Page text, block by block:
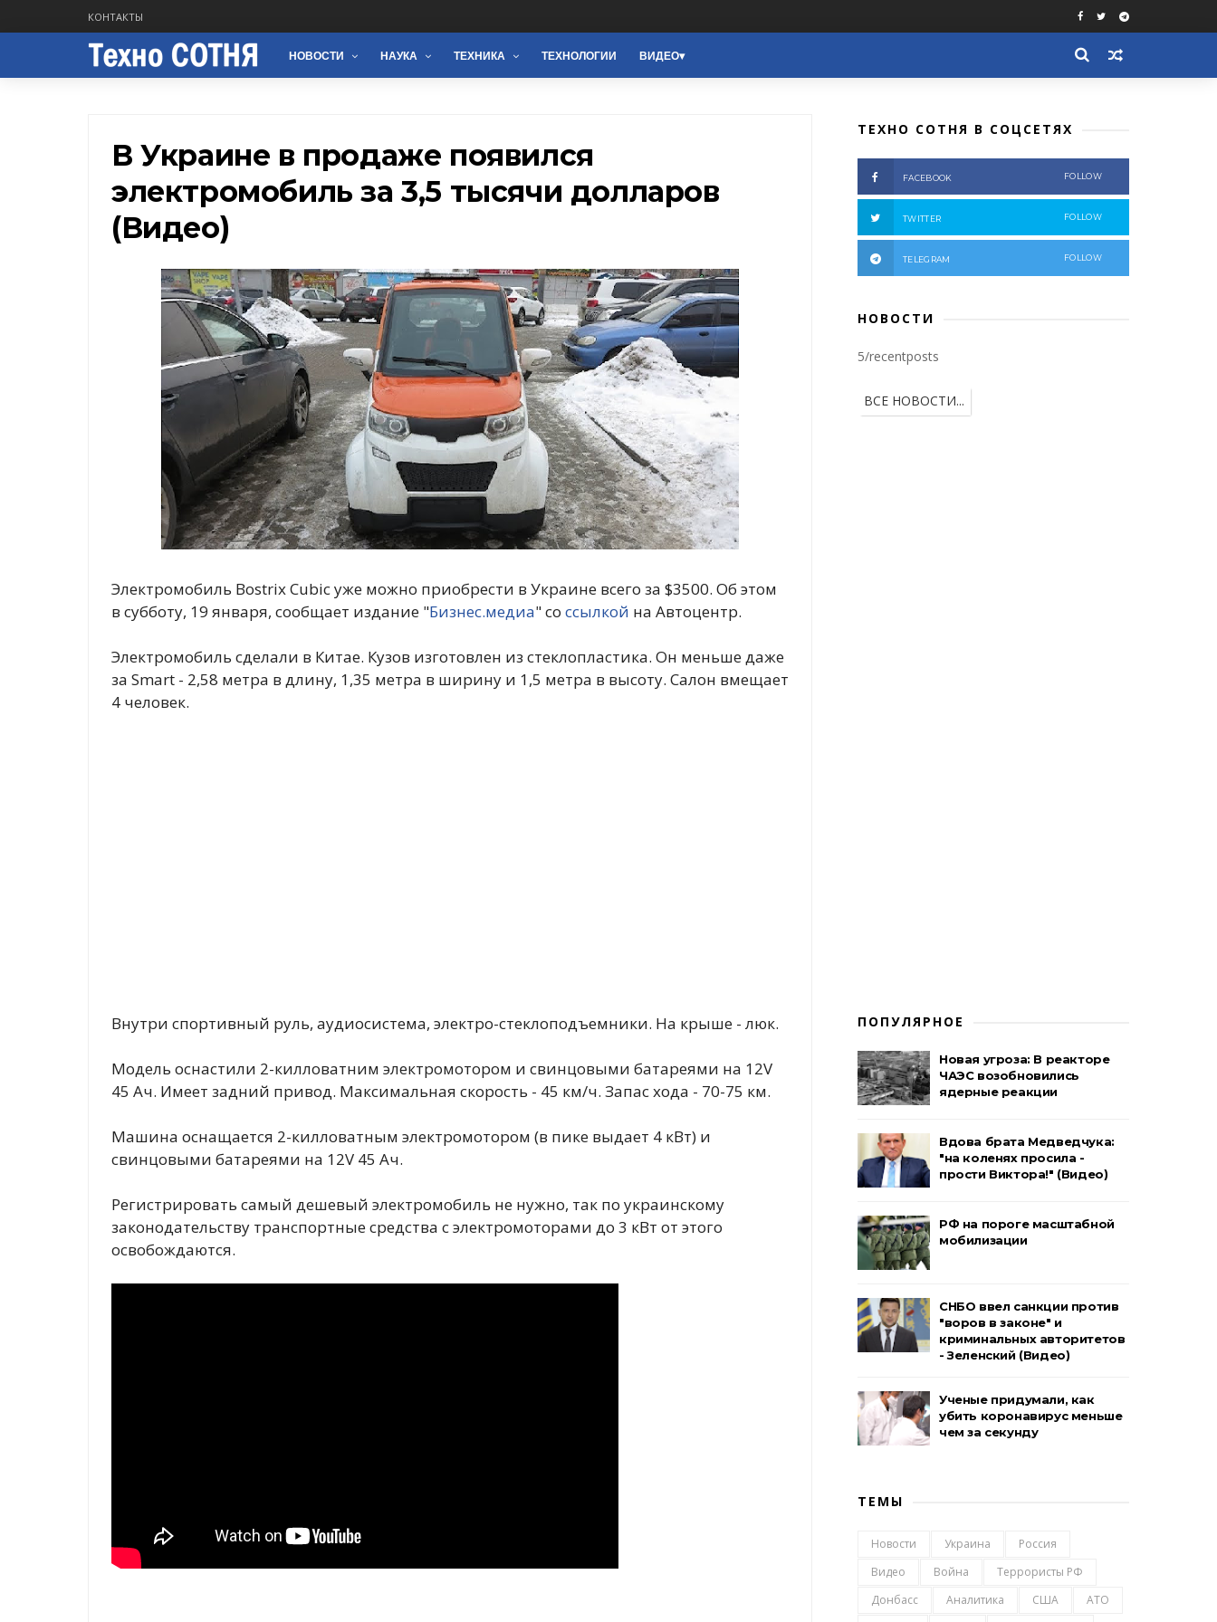
КОНТАКТЫ
НОВОСТИ НАУКА ТЕХНИКА ТЕХНОЛОГИИ ВИДЕО
В Украине в продаже появился
электромобиль за 3,5 тысячи долларов
(Видео)
Электромобиль Bostrix Cubic уже можно приобрести в Украине всего за $3500. Об этом
в субботу, 19 января, сообщает издание "Бизнес.медиа" со ссылкой на Автоцентр.
Электромобиль сделали в Китае. Кузов изготовлен из стеклопластика. Он меньше даже
за Smart - 2,58 метра в длину, 1,35 метра в ширину и 1,5 метра в высоту. Салон вмещает
4 человек.
Внутри спортивный руль, аудиосистема, электро-стеклоподъемники. На крыше - люк.
Модель оснастили 2-килловатним электромотором и свинцовыми батареями на 12V
45 Ач. Имеет задний привод. Максимальная скорость - 45 км/ч. Запас хода - 70-75 км.
Машина оснащается 2-килловатным электромотором (в пике выдает 4 кВт) и
свинцовыми батареями на 12V 45 Ач.
Регистрировать самый дешевый электромобиль не нужно, так по украинскому
законодательству транспортные средства с электромоторами до 3 кВт от этого
освобождаются.
ТЕХНО СОТНЯ В СОЦСЕТЯХ
FACEBOOK FOLLOW
TWITTER FOLLOW
TELEGRAM FOLLOW
НОВОСТИ
5/recentposts
ВСЕ НОВОСТИ...
ПОПУЛЯРНОЕ
Новая угроза: В реакторе
ЧАЭС возобновились
ядерные реакции
Вдова брата Медведчука:
"на коленях просила -
прости Виктора!" (Видео)
РФ на пороге масштабной
мобилизации
СНБО ввел санкции против
"воров в законе" и
криминальных авторитетов
- Зеленский (Видео)
Ученые придумали, как
убить коронавирус меньше
чем за секунду
ТЕМЫ
Новости Украина
Россия
Видео
Война
Террористы РФ
Донбасс
Аналитика США
АТО